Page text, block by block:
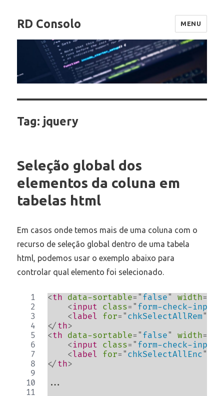
RD Consolo MENU
Tag: jquery
Seleção global dos
elementos da coluna em
tabelas html
Em casos onde temos mais de uma coluna com o
recurso de seleção global dentro de uma tabela
html, podemos usar o exemplo abaixo para
controlar qual elemento foi selecionado.
<th data-sortable= " false" width=
< input class= " form-check-input
<label for= " chkSelectAllRem"
</ th>
<th data-sortable= " false" width=
< input class= " form-check-input
<label for= " chkSelectAllEnc"
</ th>
...